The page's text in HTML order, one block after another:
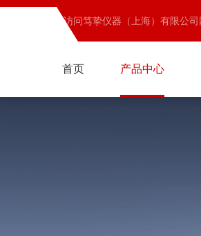
欢迎访问笃挚仪器（上海）有限公
首页 产品中心